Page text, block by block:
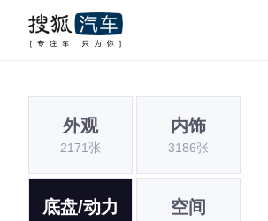
外观
2171张
内饰
3186张
底盘/动力 空间